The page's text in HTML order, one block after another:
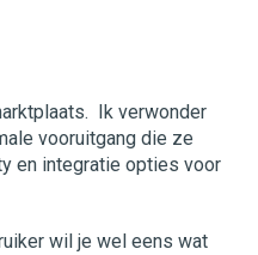
Ik verwonder
vooruitgang die ze
en integratie opties voor
wil je wel eens wat